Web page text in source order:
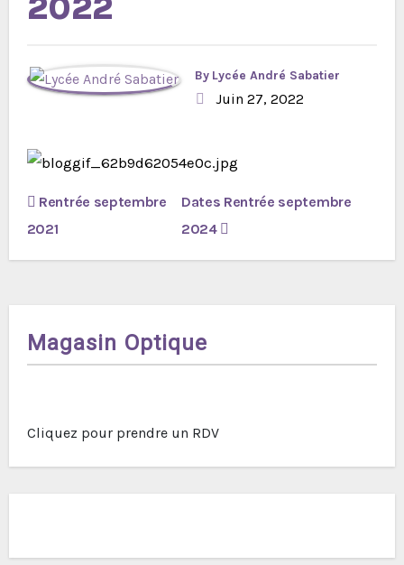
By Lycée André Sabatier
Juin 27, 2022
Navigation
de
l’article
Rentrée septembre
2021
Dates Rentrée septembre
2024
Magasin Optique
Cliquez pour prendre un RDV